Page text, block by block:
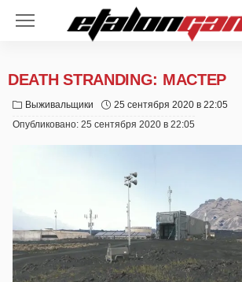
DEATH STRANDING: МАСТЕР
Выживальщики
25 сентября 2020 в 22:05
Опубликовано: 25 сентября 2020 в 22:05